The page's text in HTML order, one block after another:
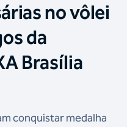
no vôlei
da
Brasília
conquistar medalha